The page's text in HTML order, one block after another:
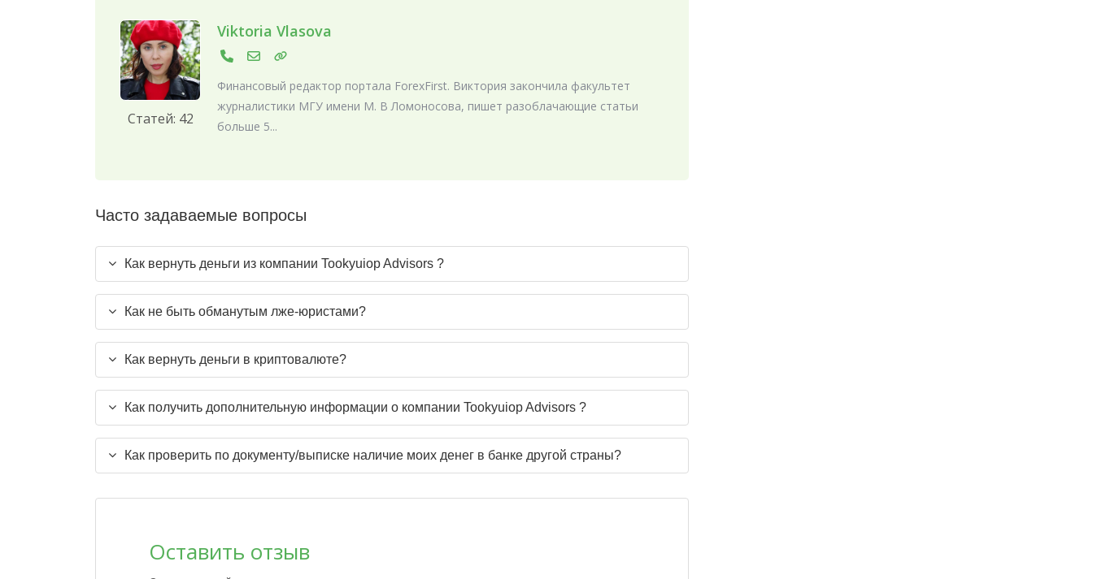
Статей: 42
Viktoria Vlasova
Финансовый редактор портала ForexFirst. Виктория закончила факультет
журналистики МГУ имени М. В Ломоносова, пишет разоблачающие статьи
больше 5...
Часто задаваемые вопросы
Как вернуть деньги из компании Tookyuiop Advisors ?
Как не быть обманутым лже-юристами?
Как вернуть деньги в криптовалюте?
Как получить дополнительную информации о компании Tookyuiop Advisors ?
Как проверить по документу/выписке наличие моих денег в банке другой страны?
Оставить отзыв